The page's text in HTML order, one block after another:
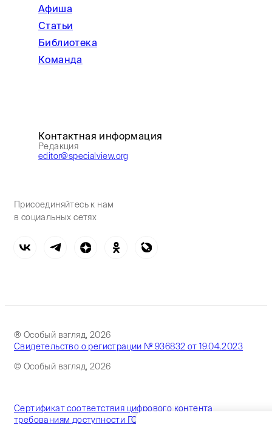
Афиша
Статьи
Библиотека
Команда
Контактная информация
Редакция
editor@specialview.org
Присоединяйтесь к нам
в социальных сетях
® Особый взгляд, 2026
Свидетельство о регистрации № 936832 от 19.04.2023
© Особый взгляд, 2026
Сертификат соответствия цифрового контента
требованиям доступности ГОСТ